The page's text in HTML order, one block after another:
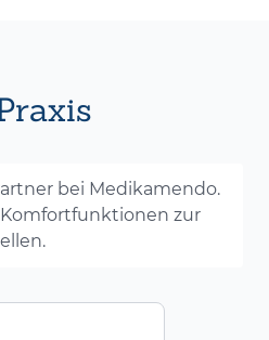
bei Medikamendo.
zur